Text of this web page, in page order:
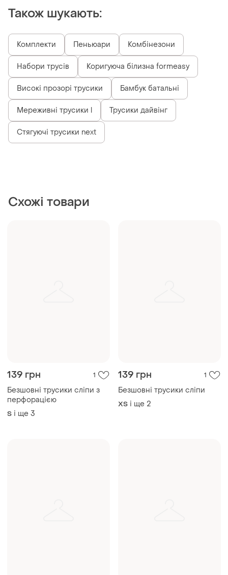
Також шукають:
Комплекти Пеньюари Комбінезони
Набори трусів Коригуюча білизна formeasy
Високі прозорі трусики Бамбук батальні
Мереживні трусики l Трусики дайвінг
Стягуючі трусики next
Схожі товари
139 грн 1
Безшовні трусики сліпи з
перфорацією
S і ще 3
139 грн 1
Безшовні трусики сліпи
ХS і ще 2